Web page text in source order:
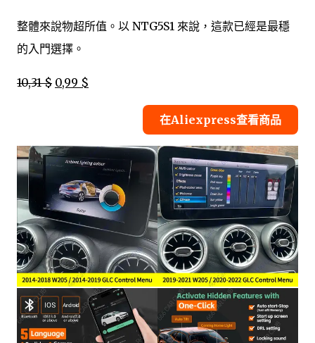
整體來說物超所值。以 NTG5S1 來說，這款已經是最穩
的入門選擇。
10,31 $ 0,99 $
在Aliexpress查看商品